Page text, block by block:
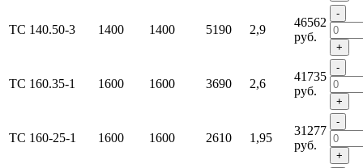
ТС 140.50-3 1400 1400 5190 2,9
46562
руб.
-
+
ТС 160.35-1 1600 1600 3690 2,6
41735
руб.
-
+
ТС 160-25-1 1600 1600 2610 1,95
31277
руб.
-
+